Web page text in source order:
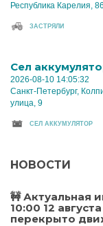
Республика Карелия,
ЗАСТРЯЛИ
Cел
2026-08-10 14:05:32
Санкт-Петербург,
улица, 9
CЕЛ АККУМУЛЯТОР
НОВОСТИ
🚧 Актуальная
10:00 12
перекрыто